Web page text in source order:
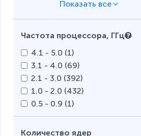
Intel Core i3 (232)
Intel N (4)
Intel Processor (
Intel Pentium Gold (
Intel Pentium Silver (
Intel Pentium (
Частота процессора, ГГц
4.1 - 5.0 (1)
3.1 - 4.0 (69)
2.1 - 3.0 (392)
1.0 - 2.0 (432)
0.5 - 0.9 (1)
Количество ядер